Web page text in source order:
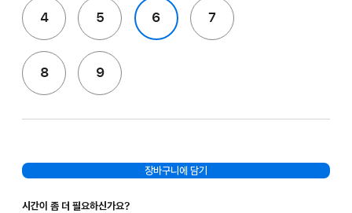
4 5 6 7
8 9
장바구니에 담기
시간이 좀 더 필요하신가요?